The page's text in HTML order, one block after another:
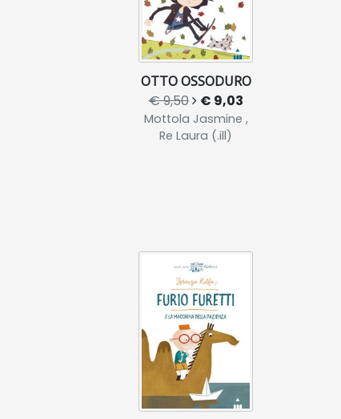
OTTO OSSODURO
€ 9,50 € 9,03
Mottola Jasmine ,
Re Laura (.ill)